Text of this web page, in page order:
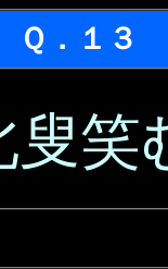
Ｑ．１３
叟笑